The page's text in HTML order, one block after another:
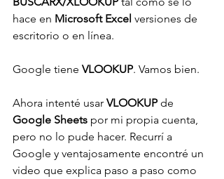
hace en Microsoft Excel versiones de
escritorio o en línea.
Google tiene VLOOKUP. Vamos bien.
Ahora intenté usar VLOOKUP de
Google Sheets por mi propia cuenta,
pero no lo pude hacer. Recurrí a
Google y ventajosamente encontré un
video que explica paso a paso como